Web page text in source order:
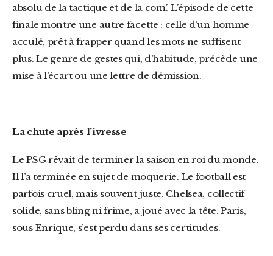
absolu de la tactique et de la com’. L’épisode de cette
finale montre une autre facette : celle d’un homme
acculé, prêt à frapper quand les mots ne suffisent
plus. Le genre de gestes qui, d’habitude, précède une
mise à l’écart ou une lettre de démission.
La chute après l’ivresse
Le PSG rêvait de terminer la saison en roi du monde.
Il l’a terminée en sujet de moquerie. Le football est
parfois cruel, mais souvent juste. Chelsea, collectif
solide, sans bling ni frime, a joué avec la tête. Paris,
sous Enrique, s’est perdu dans ses certitudes.